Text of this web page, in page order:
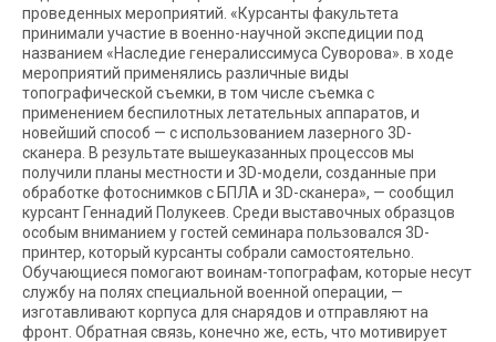
проведенных мероприятий. «Курсанты факультета
принимали участие в военно-научной экспедиции под
названием «Наследие генералиссимуса Суворова». в ходе
мероприятий применялись различные виды
топографической съемки, в том числе съемка с
применением беспилотных летательных аппаратов, и
новейший способ — с использованием лазерного 3D-
сканера. В результате вышеуказанных процессов мы
получили планы местности и 3D-модели, созданные при
обработке фотоснимков с БПЛА и 3D-сканера», — сообщил
курсант Геннадий Полукеев. Среди выставочных образцов
особым вниманием у гостей семинара пользовался 3D-
принтер, который курсанты собрали самостоятельно.
Обучающиеся помогают воинам-топографам, которые несут
службу на полях специальной военной операции, —
изготавливают корпуса для снарядов и отправляют на
фронт. Обратная связь, конечно же, есть, что мотивирует